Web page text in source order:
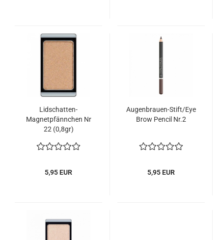
Lidschatten-
Magnetpfännchen Nr
22 (0,8gr)
5,95 EUR
Augenbrauen-Stift/Eye
Brow Pencil Nr.2
5,95 EUR